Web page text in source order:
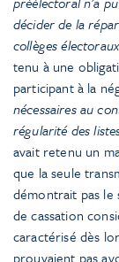
décider de la
collèges électoraux
tenu à une
participant à la
nécessaires au
régularité des
avait retenu un
que la seule
démontrait pas le
de cassation
caractérisé dès
prouvaient pas